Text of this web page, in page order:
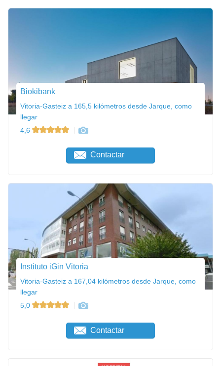
Biokibank
Vitoria-Gasteiz a 165,5 kilómetros desde Jarque, como
llegar
4,6
Contactar
Instituto iGin Vitoria
Vitoria-Gasteiz a 167,04 kilómetros desde Jarque, como
llegar
5,0
Contactar